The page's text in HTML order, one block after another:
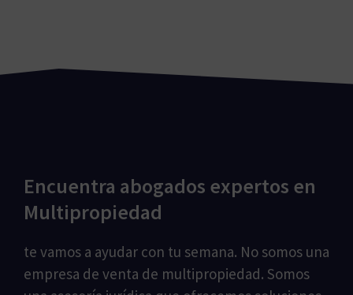
Encuentra abogados expertos en
Multipropiedad
te vamos a ayudar con tu semana. No somos una
empresa de venta de multipropiedad. Somos